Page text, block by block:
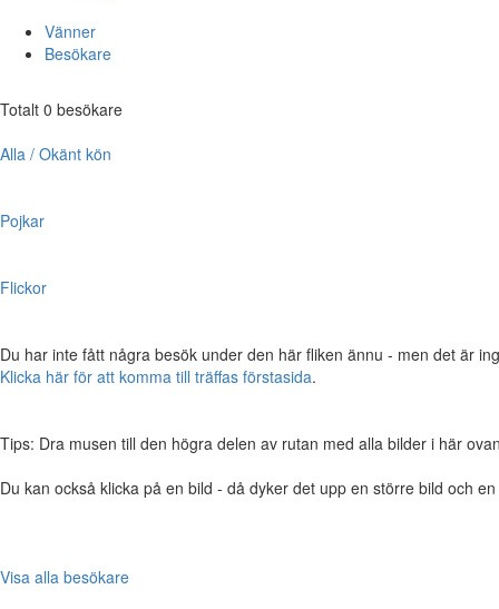
Vänner
Besökare
Totalt 0 besökare
Alla / Okänt kön
Pojkar
Flickor
Du har inte fått några besök under den här fliken ännu - men det är
Klicka här för att komma till träffas förstasida.
Tips: Dra musen till den högra delen av rutan med alla bilder i här
Du kan också klicka på en bild - då dyker det upp en större bild och
Visa alla besökare